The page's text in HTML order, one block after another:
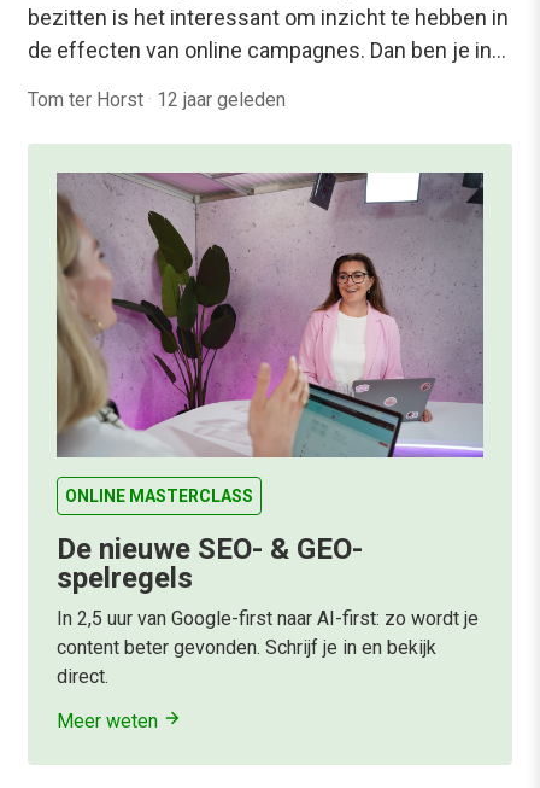
bezitten is het interessant om inzicht te hebben in
de effecten van online campagnes. Dan ben je in…
Tom ter Horst · 12 jaar geleden
ONLINE MASTERCLASS
De nieuwe SEO- & GEO-
spelregels
In 2,5 uur van Google-first naar AI-first: zo wordt je
content beter gevonden. Schrijf je in en bekijk
direct.
Meer weten